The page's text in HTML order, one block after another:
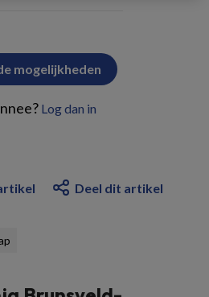
mogelijkheden
Log dan in
Deel dit artikel